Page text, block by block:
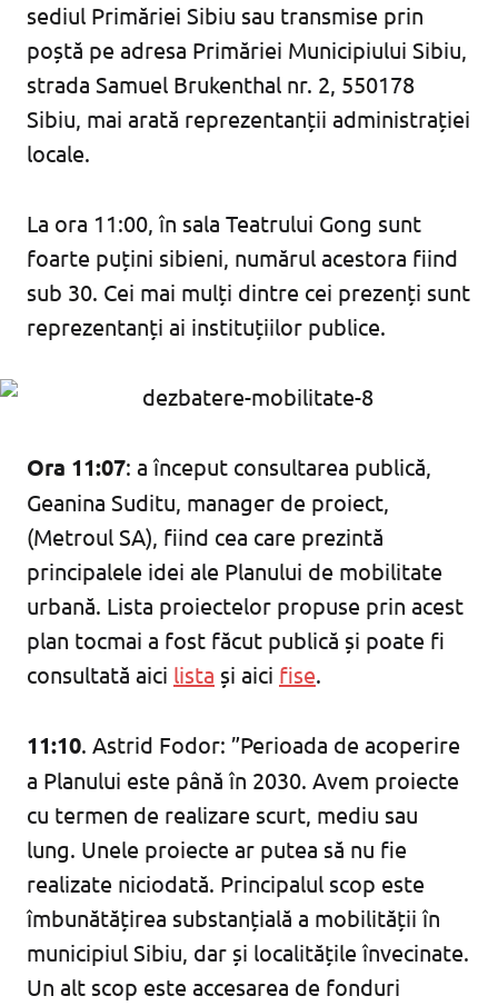
sediul Primăriei Sibiu sau transmise prin
poștă pe adresa Primăriei Municipiului Sibiu,
strada Samuel Brukenthal nr. 2, 550178
Sibiu, mai arată reprezentanții administrației
locale.
La ora 11:00, în sala Teatrului Gong sunt
foarte puțini sibieni, numărul acestora fiind
sub 30. Cei mai mulți dintre cei prezenți sunt
reprezentanți ai instituțiilor publice.
Ora 11:07: a început consultarea publică,
Geanina Suditu, manager de proiect,
(Metroul SA), fiind cea care prezintă
principalele idei ale Planului de mobilitate
urbană. Lista proiectelor propuse prin acest
plan tocmai a fost făcut publică și poate fi
consultată aici lista și aici fise.
11:10. Astrid Fodor: ”Perioada de acoperire
a Planului este până în 2030. Avem proiecte
cu termen de realizare scurt, mediu sau
lung. Unele proiecte ar putea să nu fie
realizate niciodată. Principalul scop este
îmbunătățirea substanțială a mobilității în
municipiul Sibiu, dar și localitățile învecinate.
Un alt scop este accesarea de fonduri